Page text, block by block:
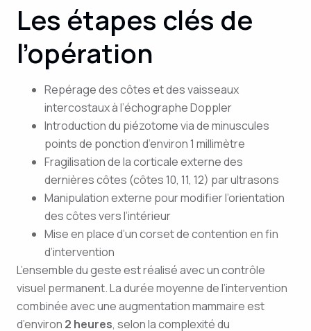
Les étapes clés de
l’opération
Repérage des côtes et des vaisseaux
intercostaux à l’échographe Doppler
Introduction du piézotome via de minuscules
points de ponction d’environ 1 millimètre
Fragilisation de la corticale externe des
dernières côtes (côtes 10, 11, 12) par ultrasons
Manipulation externe pour modifier l’orientation
des côtes vers l’intérieur
Mise en place d’un corset de contention en fin
d’intervention
L’ensemble du geste est réalisé avec un contrôle
visuel permanent. La durée moyenne de l’intervention
combinée avec une augmentation mammaire est
d’environ 2 heures, selon la complexité du